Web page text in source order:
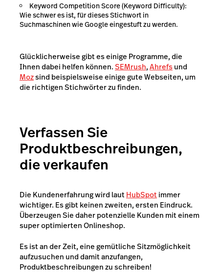
Keyword Competition Score (Keyword Difficulty):
Wie schwer es ist, für dieses Stichwort in
Suchmaschinen wie Google eingestuft zu werden.
Glücklicherweise gibt es einige Programme, die
Ihnen dabei helfen können.SEMrush,Ahrefsund
Mozsind beispielsweise einige gute Webseiten, um
die richtigen Stichwörter zu finden.
Verfassen Sie
Produktbeschreibungen,
die verkaufen
Die Kundenerfahrung wird lautHubSpotimmer
wichtiger. Es gibt keinen zweiten, ersten Eindruck.
Überzeugen Sie daher potenzielle Kunden mit einem
super optimierten Onlineshop.
Es ist an der Zeit, eine gemütliche Sitzmöglichkeit
aufzusuchen und damit anzufangen,
Produktbeschreibungen zu schreiben!